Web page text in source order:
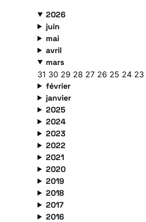
2026
juin
mai
avril
mars
31 30 29 28 27 26 25 24 23
février
janvier
2025
2024
2023
2022
2021
2020
2019
2018
2017
2016